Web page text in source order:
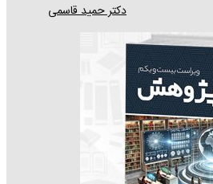
دکتر حمید قاسمی